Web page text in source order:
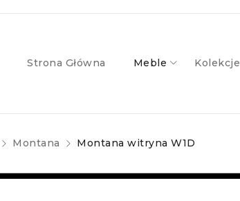
Strona Główna Meble Kolekcje
Montana Montana witryna W1D